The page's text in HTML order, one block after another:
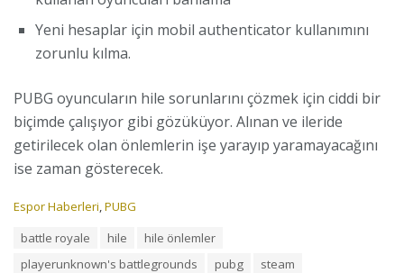
Yeni hesaplar için mobil authenticator kullanımını
zorunlu kılma.
PUBG oyuncuların hile sorunlarını çözmek için ciddi bir
biçimde çalışıyor gibi gözüküyor. Alınan ve ileride
getirilecek olan önlemlerin işe yarayıp yaramayacağını
ise zaman gösterecek.
C
Espor Haberleri,PUBG
battle royale hile
hile önlemler
playerunknown's battlegrounds
pubg steam